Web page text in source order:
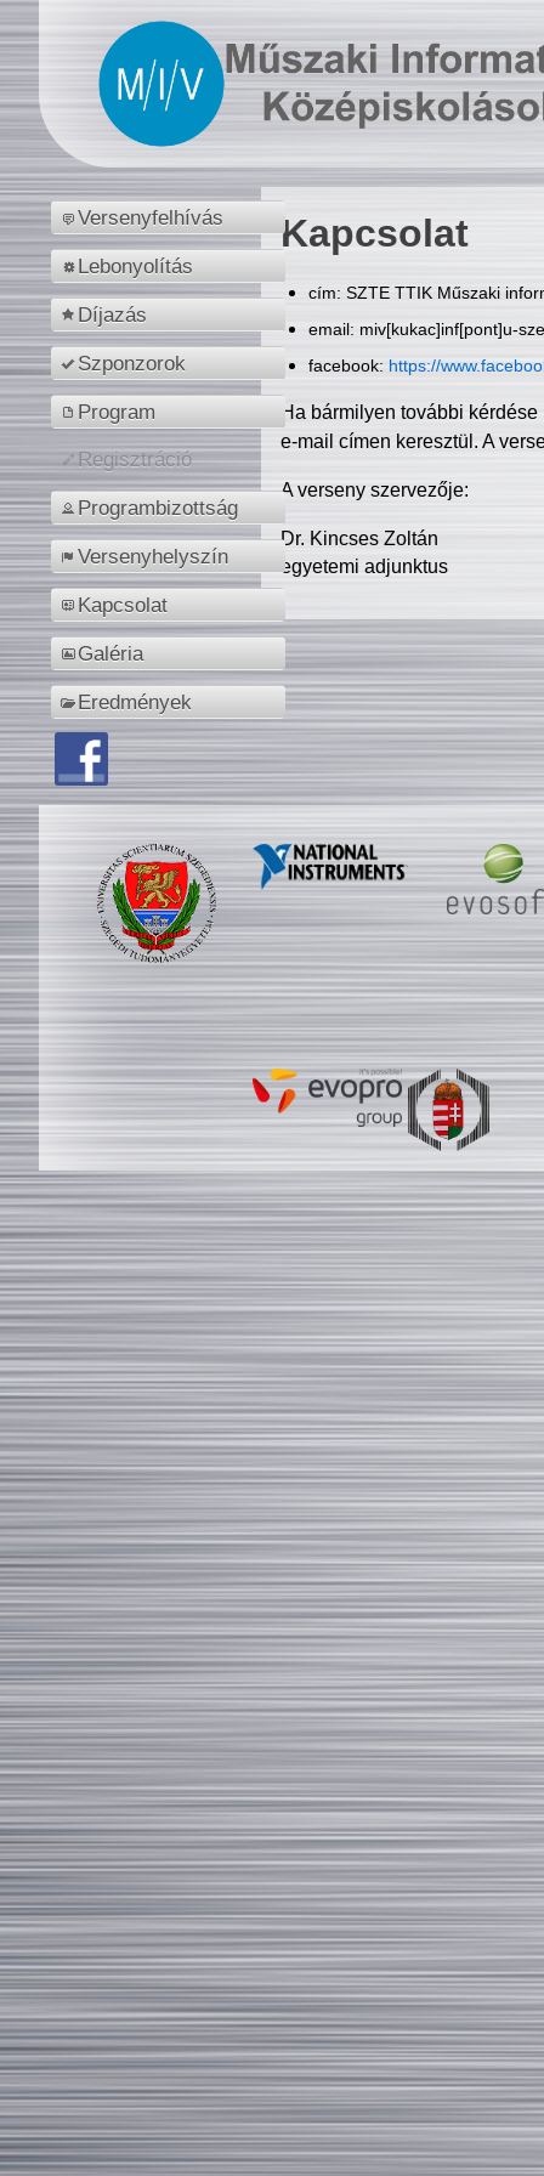
Versenyfelhívás
Lebonyolítás
Díjazás
Szponzorok
Program
Regisztráció
Programbizottság
Versenyhelyszín
Kapcsolat
Galéria
Eredmények
Kapcsolat
cím: SZTE TTIK Műszaki
email: miv[kukac]inf[pont]u-
facebook: https://
Ha bármilyen további
e-mail címen keresztül. A
A verseny szervezője:
Dr. Kincses Zoltán
egyetemi adjunktus